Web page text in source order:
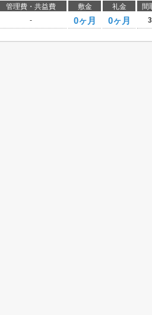
管理費・共益費 敷金 礼金 間
- 0ヶ月 0ヶ月